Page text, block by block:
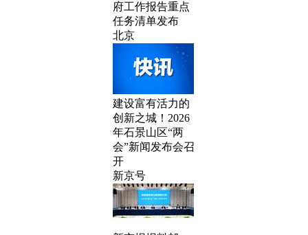
府工作报告重点
任务清单发布
北京
建设富有活力的
创新之城！2026
年石景山区“两
会”新闻发布会召
开
新京号